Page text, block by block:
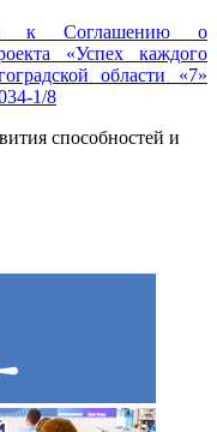
к Соглашению о
«Успех каждого
области «7»
1/8
способностей и